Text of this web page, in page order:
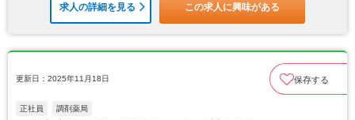
求人の詳細を見る この求人に興味がある
更新日：2025年11月18日 保存する
正社員 調剤薬局